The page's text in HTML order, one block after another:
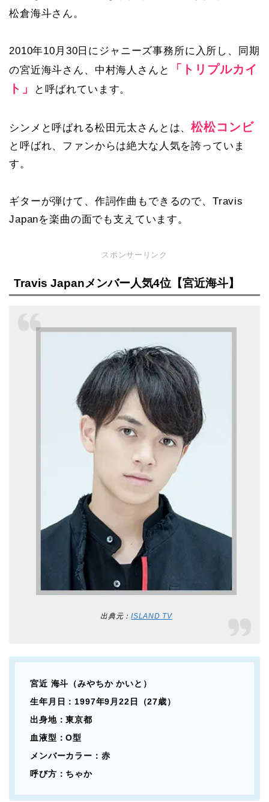
松倉海斗さん。
2010年10月30日にジャニーズ事務所に入所し、同期
の宮近海斗さん、中村海人さんと
「トリプルカイ
ト」
と呼ばれています。
シンメと呼ばれる松田元太さんとは、松松コンビ
と呼ばれ、ファンからは絶大な人気を誇っていま
す。
ギターが弾けて、作詞作曲もできるので、Travis
Japanを楽曲の面でも支えています。
スポンサーリンク
Travis Japanメンバー人気4位【宮近海斗】
出典元：ISLAND TV
宮近 海斗（みやちか かいと）
生年月日：1997年9月22日（27歳）
出身地：東京都
血液型：O型
メンバーカラー：赤
呼び方：ちゃか